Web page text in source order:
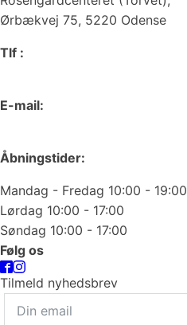
Ørbækvej 75, 5220 Odense
Tlf :
E-mail:
Åbningstider:
Mandag - Fredag 10:00 - 19:00
Lørdag 10:00 - 17:00
Søndag 10:00 - 17:00
Følg os
Tilmeld nyhedsbrev